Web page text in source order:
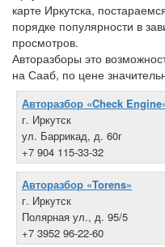
карте Иркутска,
порядке популярности в
просмотров.
Авторазборы это
на Сааб, по цене
Авторазбор «Check
г. Иркутск
ул. Баррикад, д. 60г
+7 904 115-33-32
Авторазбор «Torens»
г. Иркутск
Полярная ул., д. 95/5
+7 3952 96-22-60